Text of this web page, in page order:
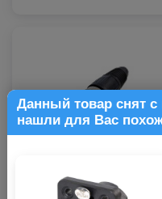
Данный товар снят
нашли для Вас
Кабельный корпус разъема
Neutrik NE8MX